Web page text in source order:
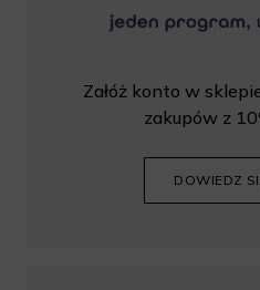
Załóż konto w
zakupów z
DOWIEDZ